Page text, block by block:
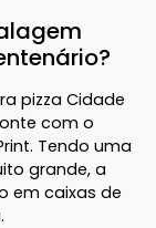
pizza Cidade
com o
Tendo uma
grande, a
em caixas de